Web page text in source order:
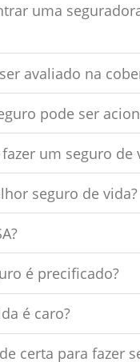
uma
avaliado na
pode ser
um seguro de
seguro de vida?
é precificado?
é caro?
certa para fazer